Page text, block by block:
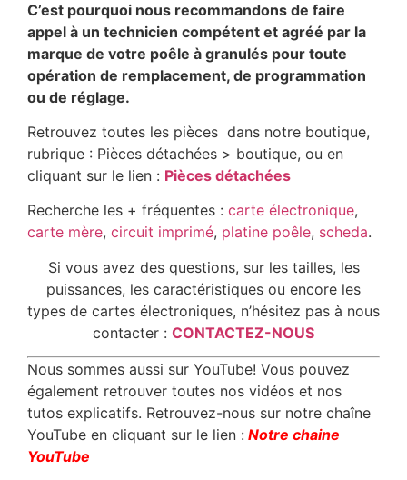
C’est pourquoi nous recommandons de faire
appel à un technicien compétent et agréé par la
marque de votre poêle à granulés pour toute
opération de remplacement, de programmation
ou de réglage.
Retrouvez toutes les pièces dans notre boutique,
rubrique : Pièces détachées > boutique, ou en
cliquant sur le lien : Pièces détachées
Recherche les + fréquentes : carte électronique,
carte mère, circuit imprimé, platine poêle, scheda.
Si vous avez des questions, sur les tailles, les
puissances, les caractéristiques ou encore les
types de cartes électroniques, n’hésitez pas à nous
contacter : CONTACTEZ-NOUS
Nous sommes aussi sur YouTube! Vous pouvez
également retrouver toutes nos vidéos et nos
tutos explicatifs. Retrouvez-nous sur notre chaîne
YouTube en cliquant sur le lien : Notre chaine
YouTube